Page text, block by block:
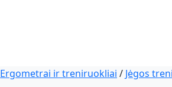
Ergometrai ir treniruokliai / Jėgos